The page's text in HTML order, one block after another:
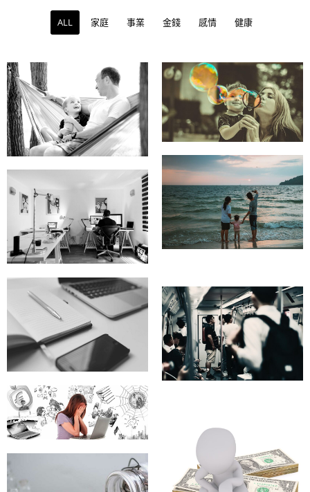
ALL 家庭 事業 金錢 感情 健康